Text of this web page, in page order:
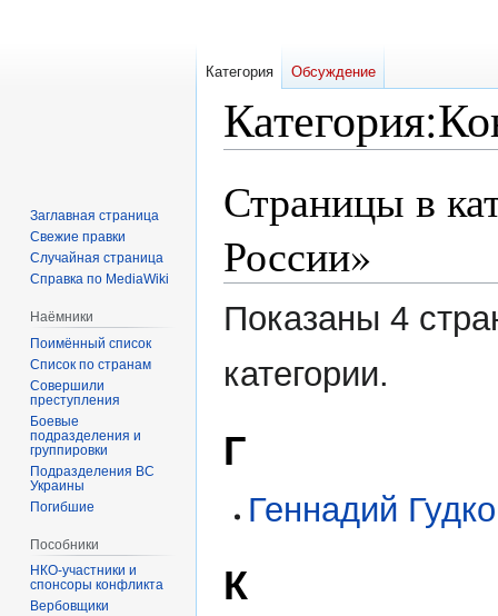
Категория:
ккСтраницы в
России»
Показаны 4
категории.
Г
Геннадий
К
Категория Обсуждение
Заглавная страница
Свежие правки
Случайная страница
Справка по MediaWiki
Наёмники
Поимённый список
Список по странам
Совершили
преступления
Боевые
подразделения и
группировки
Подразделения ВС
Украины
Погибшие
Пособники
спонсоры конфликта
‏‎Вербовщики